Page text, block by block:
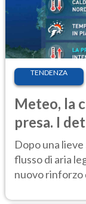
TENDENZA
Meteo, la
presa. I
Dopo una
flusso di aria
nuovo rinforzo